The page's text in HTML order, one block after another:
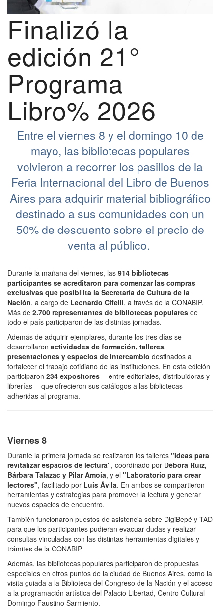
Finalizó la
edición 21°
Programa
Libro% 2026
Entre el viernes 8 y el domingo 10 de
mayo, las bibliotecas populares
volvieron a recorrer los pasillos de la
Feria Internacional del Libro de Buenos
Aires para adquirir material bibliográfico
destinado a sus comunidades con un
50% de descuento sobre el precio de
venta al público.
Durante la mañana del viernes, las 914 bibliotecas
participantes se acreditaron para comenzar las compras
exclusivas que posibilita la Secretaría de Cultura de la
Nación, a cargo de Leonardo Cifelli, a través de la CONABIP.
Más de 2.700 representantes de bibliotecas populares de
todo el país participaron de las distintas jornadas.
Además de adquirir ejemplares, durante los tres días se
desarrollaron actividades de formación, talleres,
presentaciones y espacios de intercambio destinados a
fortalecer el trabajo cotidiano de las instituciones. En esta edición
participaron 234 expositores —entre editoriales, distribuidoras y
librerías— que ofrecieron sus catálogos a las bibliotecas
adheridas al programa.
Viernes 8
Durante la primera jornada se realizaron los talleres "Ideas para
revitalizar espacios de lectura", coordinado por Débora Ruiz,
Bárbara Talazac y Pilar Amoia, y el "Laboratorio para crear
lectores", facilitado por Luis Ávila. En ambos se compartieron
herramientas y estrategias para promover la lectura y generar
nuevos espacios de encuentro.
También funcionaron puestos de asistencia sobre DigiBepé y TAD
para que los participantes pudieran evacuar dudas y realizar
consultas vinculadas con las distintas herramientas digitales y
trámites de la CONABIP.
Además, las bibliotecas populares participaron de propuestas
especiales en otros puntos de la ciudad de Buenos Aires, como la
visita guiada a la Biblioteca del Congreso de la Nación y el acceso
a la programación artística del Palacio Libertad, Centro Cultural
Domingo Faustino Sarmiento.